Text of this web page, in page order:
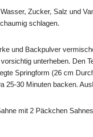
Zucker, Salz und
schlagen.
und Backpulver
unterheben. Den
Springform (26 cm
25-30 Minuten backen.
mit 2 Päckchen